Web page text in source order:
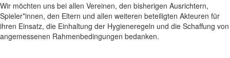
Wir möchten uns bei allen Vereinen, den bisherigen Ausrichtern,
Spieler*innen, den Eltern und allen weiteren beteiligten Akteuren für
ihren Einsatz, die Einhaltung der Hygieneregeln und die Schaffung von
angemessenen Rahmenbedingungen bedanken.